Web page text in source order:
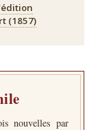
(1857)
nouvelles par